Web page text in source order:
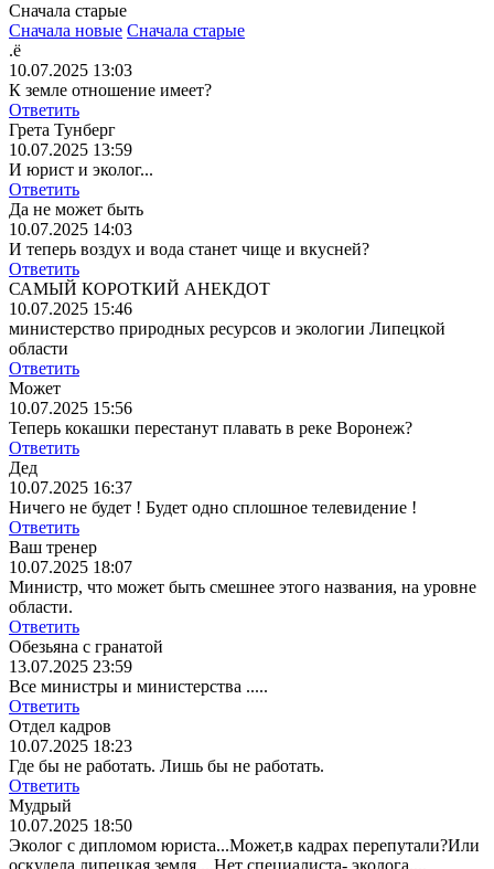
Сначала старые
Сначала новые Сначала старые
.ё
10.07.2025 13:03
К земле отношение имеет?
Ответить
Грета Тунберг
10.07.2025 13:59
И юрист и эколог...
Ответить
Да не может быть
10.07.2025 14:03
И теперь воздух и вода станет чище и вкусней?
Ответить
САМЫЙ КОРОТКИЙ АНЕКДОТ
10.07.2025 15:46
министерство природных ресурсов и экологии Липецкой
области
Ответить
Может
10.07.2025 15:56
Теперь кокашки перестанут плавать в реке Воронеж?
Ответить
Дед
10.07.2025 16:37
Ничего не будет ! Будет одно сплошное телевидение !
Ответить
Ваш тренер
10.07.2025 18:07
Министр, что может быть смешнее этого названия, на уровне
области.
Ответить
Обезьяна с гранатой
13.07.2025 23:59
Все министры и министерства .....
Ответить
Отдел кадров
10.07.2025 18:23
Где бы не работать. Лишь бы не работать.
Ответить
Мудрый
10.07.2025 18:50
Эколог с дипломом юриста...Может,в кадрах перепутали?Или